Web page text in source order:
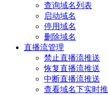
查询域名列表
启动域名
停用域名
删除域名
直播流管理
禁止直播流推送
恢复直播流推送
中断直播流推送
查看域名下实时